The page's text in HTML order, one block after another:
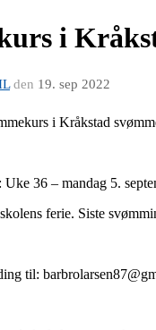
i
den 19. sep 2022
i Kråkstad
36 – mandag 5.
ferie. Siste
til: